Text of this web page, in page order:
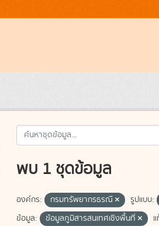
พบ 1 ชุดข้อมูล
องค์กร: กรมทรัพยากรธรณี รูปแบบ:
ข้อมูล:
ข้อมูลภูมิสารสนเทศเชิงพื้นที่